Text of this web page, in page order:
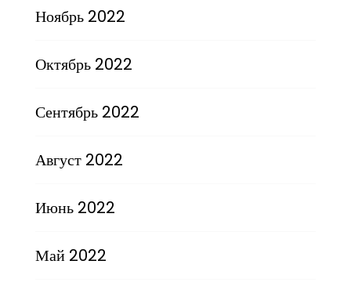
Ноябрь 2022
Октябрь 2022
Сентябрь 2022
Август 2022
Июнь 2022
Май 2022